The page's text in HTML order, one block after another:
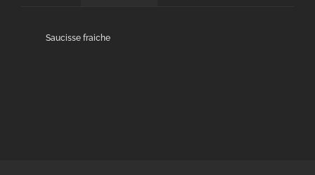
Saucisse fraiche